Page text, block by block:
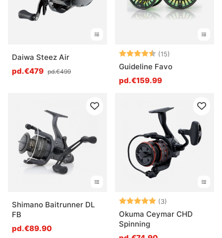
Daiwa Steez Air
pd.€479 pd.€499
Note: (15)
Guideline Favo
pd.€159.99
Shimano Baitrunner DL
FB
pd.€89.90
Note: (3)
Okuma Ceymar CHD
Spinning